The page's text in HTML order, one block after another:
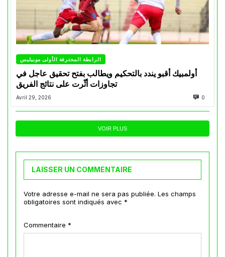
الرابطة المحترفة الأولى موبيليس
أولمبيك أقبو يندد بالتحكيم ويطالب بفتح تحقيق عاجل في
تجاوزات أثّرت على نتائج الفريق
Avril 29, 2026 0
VOIR PLUS
LAISSER UN COMMENTAIRE
Votre adresse e-mail ne sera pas publiée. Les champs
obligatoires sont indiqués avec *
Commentaire *